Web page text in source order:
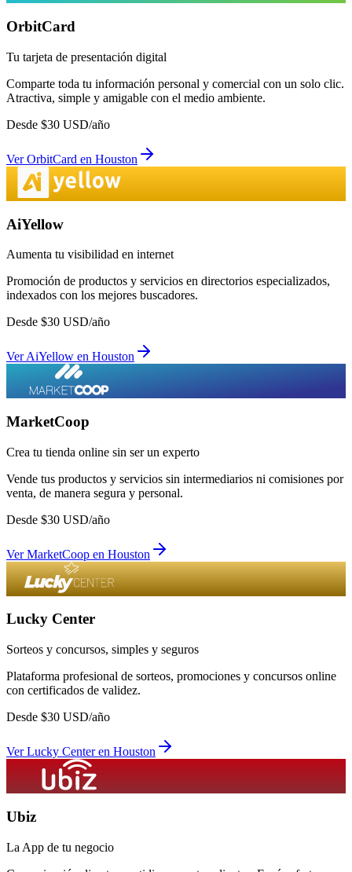
OrbitCard
Tu tarjeta de presentación digital
Comparte toda tu información personal y comercial con un solo clic.
Atractiva, simple y amigable con el medio ambiente.
Desde $30 USD/año
VerOrbitCard en Houston
AiYellow
Aumenta tu visibilidad en internet
Promoción de productos y servicios en directorios especializados,
indexados con los mejores buscadores.
Desde $30 USD/año
VerAiYellow en Houston
MarketCoop
Crea tu tienda online sin ser un experto
Vende tus productos y servicios sin intermediarios ni comisiones por
venta, de manera segura y personal.
Desde $30 USD/año
VerMarketCoop en Houston
Lucky Center
Sorteos y concursos, simples y seguros
Plataforma profesional de sorteos, promociones y concursos online
con certificados de validez.
Desde $30 USD/año
VerLucky Centeren Houston
Ubiz
La App de tu negocio